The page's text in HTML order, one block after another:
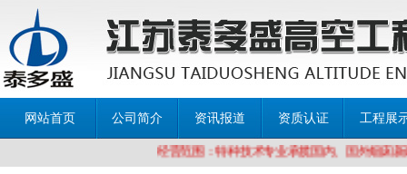
网站首页 公司简介 资讯报道 资质认证 工程展
经营范围：特种技术专业承揽国内、国外烟囱